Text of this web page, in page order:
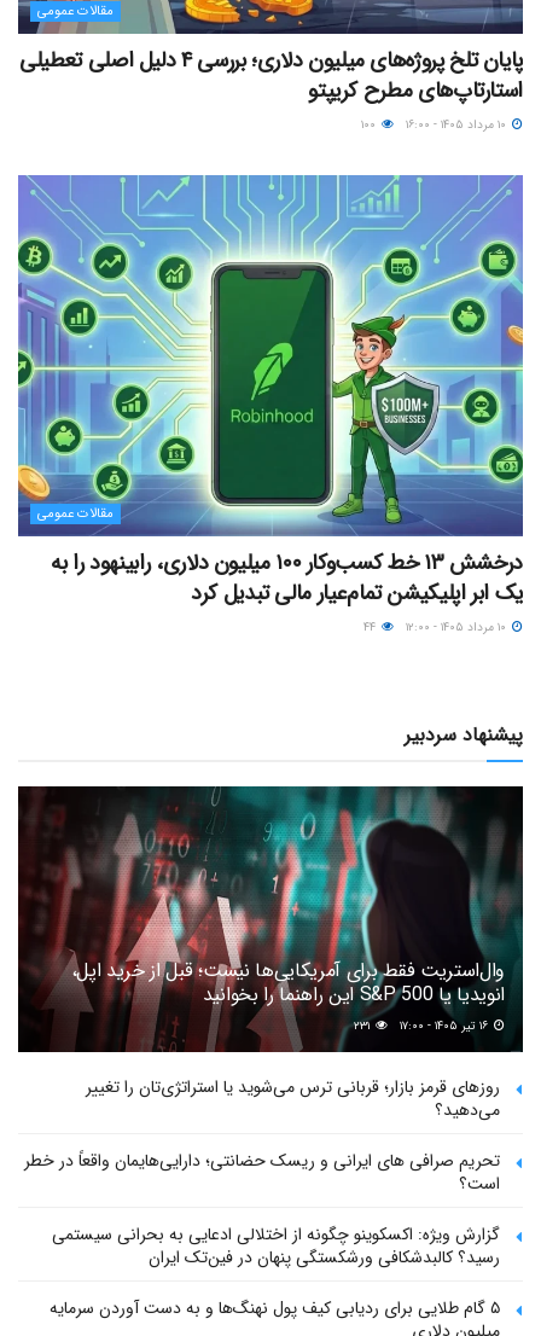
مقالات عمومی
پایان تلخ پروژه‌های میلیون دلاری؛ بررسی ۴ دلیل اصلی تعطیلی
استارتاپ‌های مطرح کریپتو
مقالات عمومی
درخشش ۱۳ خط کسب‌وکار ۱۰۰ میلیون دلاری، رابینهود را به
یک ابر اپلیکیشن تمام‌عیار مالی تبدیل کرد
پیشنهاد سردبیر
وال‌استریت فقط برای آمریکایی‌ها نیست؛ قبل از خرید اپل،
انویدیا یا S&P 500 این راهنما را بخوانید
۲۳۱
روزهای قرمز بازار؛ قربانی ترس می‌شوید یا استراتژی‌تان را تغییر
می‌دهید؟
تحریم صرافی های ایرانی و ریسک حضانتی؛ دارایی‌هایمان واقعاً در خطر
است؟
گزارش ویژه: اکسکوینو چگونه از اختلالی ادعایی به بحرانی سیستمی
رسید؟ کالبدشکافی ورشکستگی پنهان در فین‌تک ایران
۵ گام طلایی برای ردیابی کیف پول‌ نهنگ‌ها و به دست آوردن سرمایه